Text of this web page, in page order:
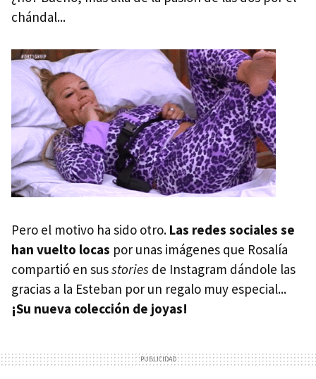
chándal...
Pero el motivo ha sido otro. Las redes sociales se
han vuelto locas por unas imágenes que Rosalía
compartió en susstories de Instagram dándole las
gracias a la Esteban por un regalo muy especial...
¡Su nueva colección de joyas!